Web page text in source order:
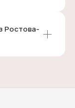
Ростова-